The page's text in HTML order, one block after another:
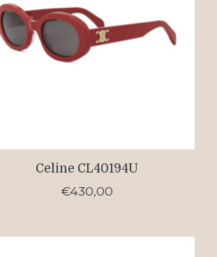
Celine CL40194U
€430,00